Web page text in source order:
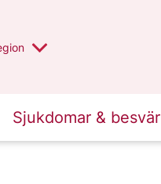
valt region
annan
Sjukdomar & besvär